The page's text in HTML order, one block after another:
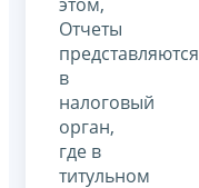
Отчеты
представляются
в
налоговый
орган,
где в
титульном